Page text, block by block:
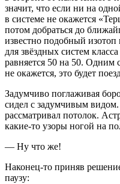
значит, что если ни на
в системе не окажется
потом добраться до
известно подобный изотоп
для звёздных систем
равняется 50 на 50. Одним
не окажется, это будет
Задумчиво поглаживая
сидел с задумчивым
рассматривал потолок.
какие-то узоры ногой на
— Ну что же!
Наконец-то приняв
паузу: